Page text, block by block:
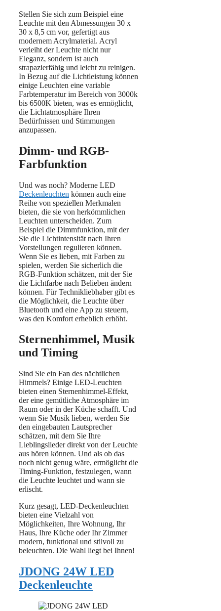
Stellen Sie sich zum Beispiel eine
Leuchte mit den Abmessungen 30 x
30 x 8,5 cm vor, gefertigt aus
modernem Acrylmaterial. Acryl
verleiht der Leuchte nicht nur
Eleganz, sondern ist auch
strapazierfähig und leicht zu reinigen.
In Bezug auf die Lichtleistung können
einige Leuchten eine variable
Farbtemperatur im Bereich von 3000k
bis 6500K bieten, was es ermöglicht,
die Lichtatmosphäre Ihren
Bedürfnissen und Stimmungen
anzupassen.
Dimm- und RGB-
Farbfunktion
Und was noch? Moderne LED
Deckenleuchten können auch eine
Reihe von speziellen Merkmalen
bieten, die sie von herkömmlichen
Leuchten unterscheiden. Zum
Beispiel die Dimmfunktion, mit der
Sie die Lichtintensität nach Ihren
Vorstellungen regulieren können.
Wenn Sie es lieben, mit Farben zu
spielen, werden Sie sicherlich die
RGB-Funktion schätzen, mit der Sie
die Lichtfarbe nach Belieben ändern
können. Für Technikliebhaber gibt es
die Möglichkeit, die Leuchte über
Bluetooth und eine App zu steuern,
was den Komfort erheblich erhöht.
Sternenhimmel, Musik
und Timing
Sind Sie ein Fan des nächtlichen
Himmels? Einige LED-Leuchten
bieten einen Sternenhimmel-Effekt,
der eine gemütliche Atmosphäre im
Raum oder in der Küche schafft. Und
wenn Sie Musik lieben, werden Sie
den eingebauten Lautsprecher
schätzen, mit dem Sie Ihre
Lieblingslieder direkt von der Leuchte
aus hören können. Und als ob das
noch nicht genug wäre, ermöglicht die
Timing-Funktion, festzulegen, wann
die Leuchte leuchtet und wann sie
erlischt.
Kurz gesagt, LED-Deckenleuchten
bieten eine Vielzahl von
Möglichkeiten, Ihre Wohnung, Ihr
Haus, Ihre Küche oder Ihr Zimmer
modern, funktional und stilvoll zu
beleuchten. Die Wahl liegt bei Ihnen!
JDONG 24W LED
Deckenleuchte